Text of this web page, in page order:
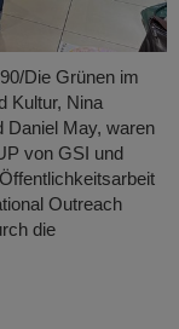
Die Grünen im
Kultur, Nina
Daniel May, waren
von GSI und
Outreach
die